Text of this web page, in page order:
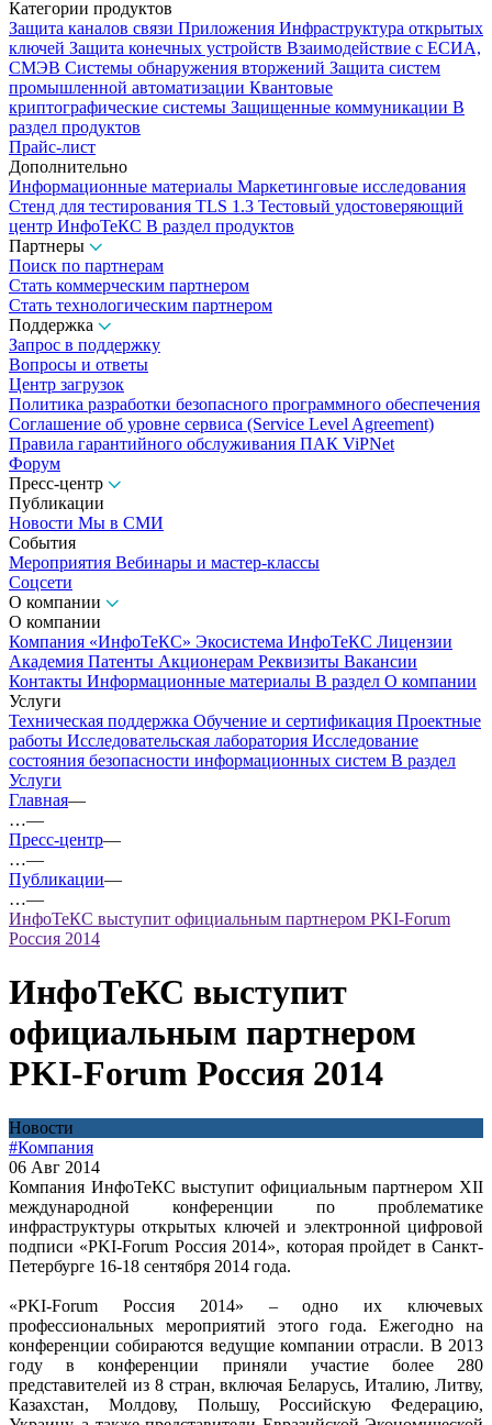
Категории продуктов
Защита каналов связи Приложения Инфраструктура открытых
ключей Защита конечных устройств Взаимодействие с ЕСИА,
СМЭВ Системы обнаружения вторжений Защита систем
промышленной автоматизации Квантовые
криптографические системы Защищенные коммуникации В
раздел продуктов
Прайс-лист
Дополнительно
Информационные материалы Маркетинговые исследования
Стенд для тестирования TLS 1.3 Тестовый удостоверяющий
центр ИнфоТеКС В раздел продуктов
Партнеры
Поиск по партнерам
Стать коммерческим партнером
Стать технологическим партнером
Поддержка
Запрос в поддержку
Вопросы и ответы
Центр загрузок
Политика разработки безопасного программного обеспечения
Соглашение об уровне сервиса (Service Level Agreement)
Правила гарантийного обслуживания ПАК ViPNet
Форум
Пресс-центр
Публикации
Новости Мы в СМИ
События
Мероприятия Вебинары и мастер-классы
Соцсети
О компании
О компании
Компания «ИнфоТеКС» Экосистема ИнфоТеКС Лицензии
Академия Патенты Акционерам Реквизиты Вакансии
Контакты Информационные материалы В раздел О компании
Услуги
Техническая поддержка Обучение и сертификация Проектные
работы Исследовательская лаборатория Исследование
состояния безопасности информационных систем В раздел
Услуги
Главная—
…—
Пресс-центр—
…—
Публикации—
…—
ИнфоТеКС выступит официальным партнером PKI-Forum
Россия 2014
ИнфоТеКС выступит
официальным партнером
PKI-Forum Россия 2014
Новости
#Компания
06 Авг 2014
Компания ИнфоТеКС выступит официальным партнером XII
международной конференции по проблематике
инфраструктуры открытых ключей и электронной цифровой
подписи «PKI-Forum Россия 2014», которая пройдет в Санкт-
Петербурге 16-18 сентября 2014 года.
«PKI-Forum Россия 2014» – одно их ключевых
профессиональных мероприятий этого года. Ежегодно на
конференции собираются ведущие компании отрасли. В 2013
году в конференции приняли участие более 280
представителей из 8 стран, включая Беларусь, Италию, Литву,
Казахстан, Молдову, Польшу, Российскую Федерацию,